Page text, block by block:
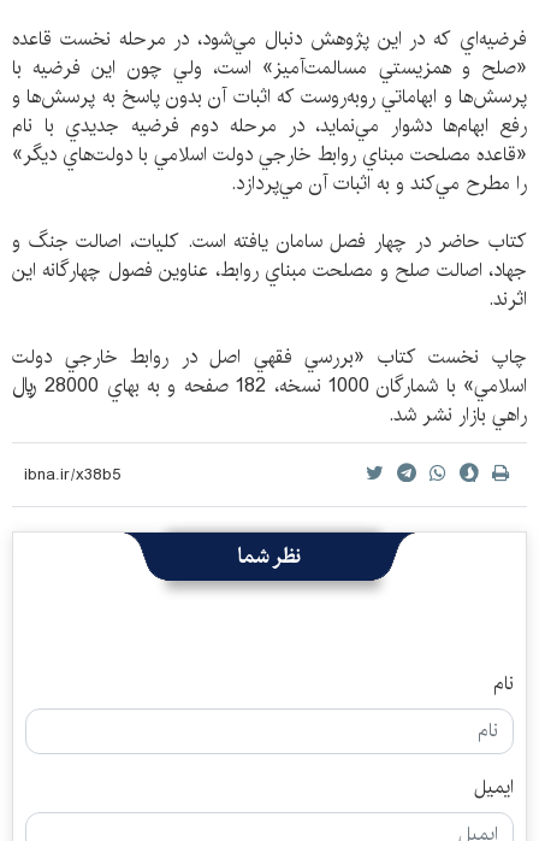
فرضيه‌اي كه در اين پژوهش دنبال مي‌شود، در مرحله نخست قاعده
«صلح و همزيستي مسالمت‌آميز» است، ولي چون اين فرضيه با
پرسش‌ها و ابهاماتي روبه‌روست كه اثبات آن بدون پاسخ به پرسش‌ها و
رفع ابهام‌ها دشوار مي‌نمايد، در مرحله دوم فرضيه جديدي با نام
«قاعده مصلحت مبناي روابط خارجي دولت اسلامي با دولت‌هاي ديگر»
را مطرح مي‌كند و به اثبات آن مي‌پردازد.
كتاب حاضر در چهار فصل سامان يافته است. كليات، اصالت جنگ و
جهاد، اصالت صلح و مصلحت مبناي روابط، عناوين فصول چهارگانه اين
اثرند.
چاپ نخست كتاب «بررسي فقهي اصل در روابط خارجي دولت
اسلامي» با شمارگان 1000 نسخه، 182 صفحه و به بهاي 28000 ريال
راهي بازار نشر شد.
نظر شما
نام
ایمیل